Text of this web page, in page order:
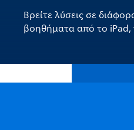
Βρείτε λύσεις σε
βοηθήματα από το iPad,